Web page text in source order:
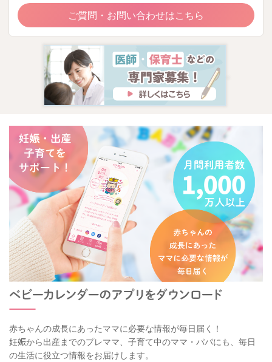
ご質問・お問い合わせはこちら
赤ちゃんの成長にあったママに必要な情報が毎日届く！
妊娠から出産までのプレママ、子育て中のママ・パパにも、毎日
の生活に役立つ情報をお届けします。